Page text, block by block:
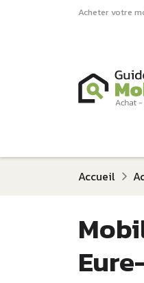
Acheter votre
Accueil